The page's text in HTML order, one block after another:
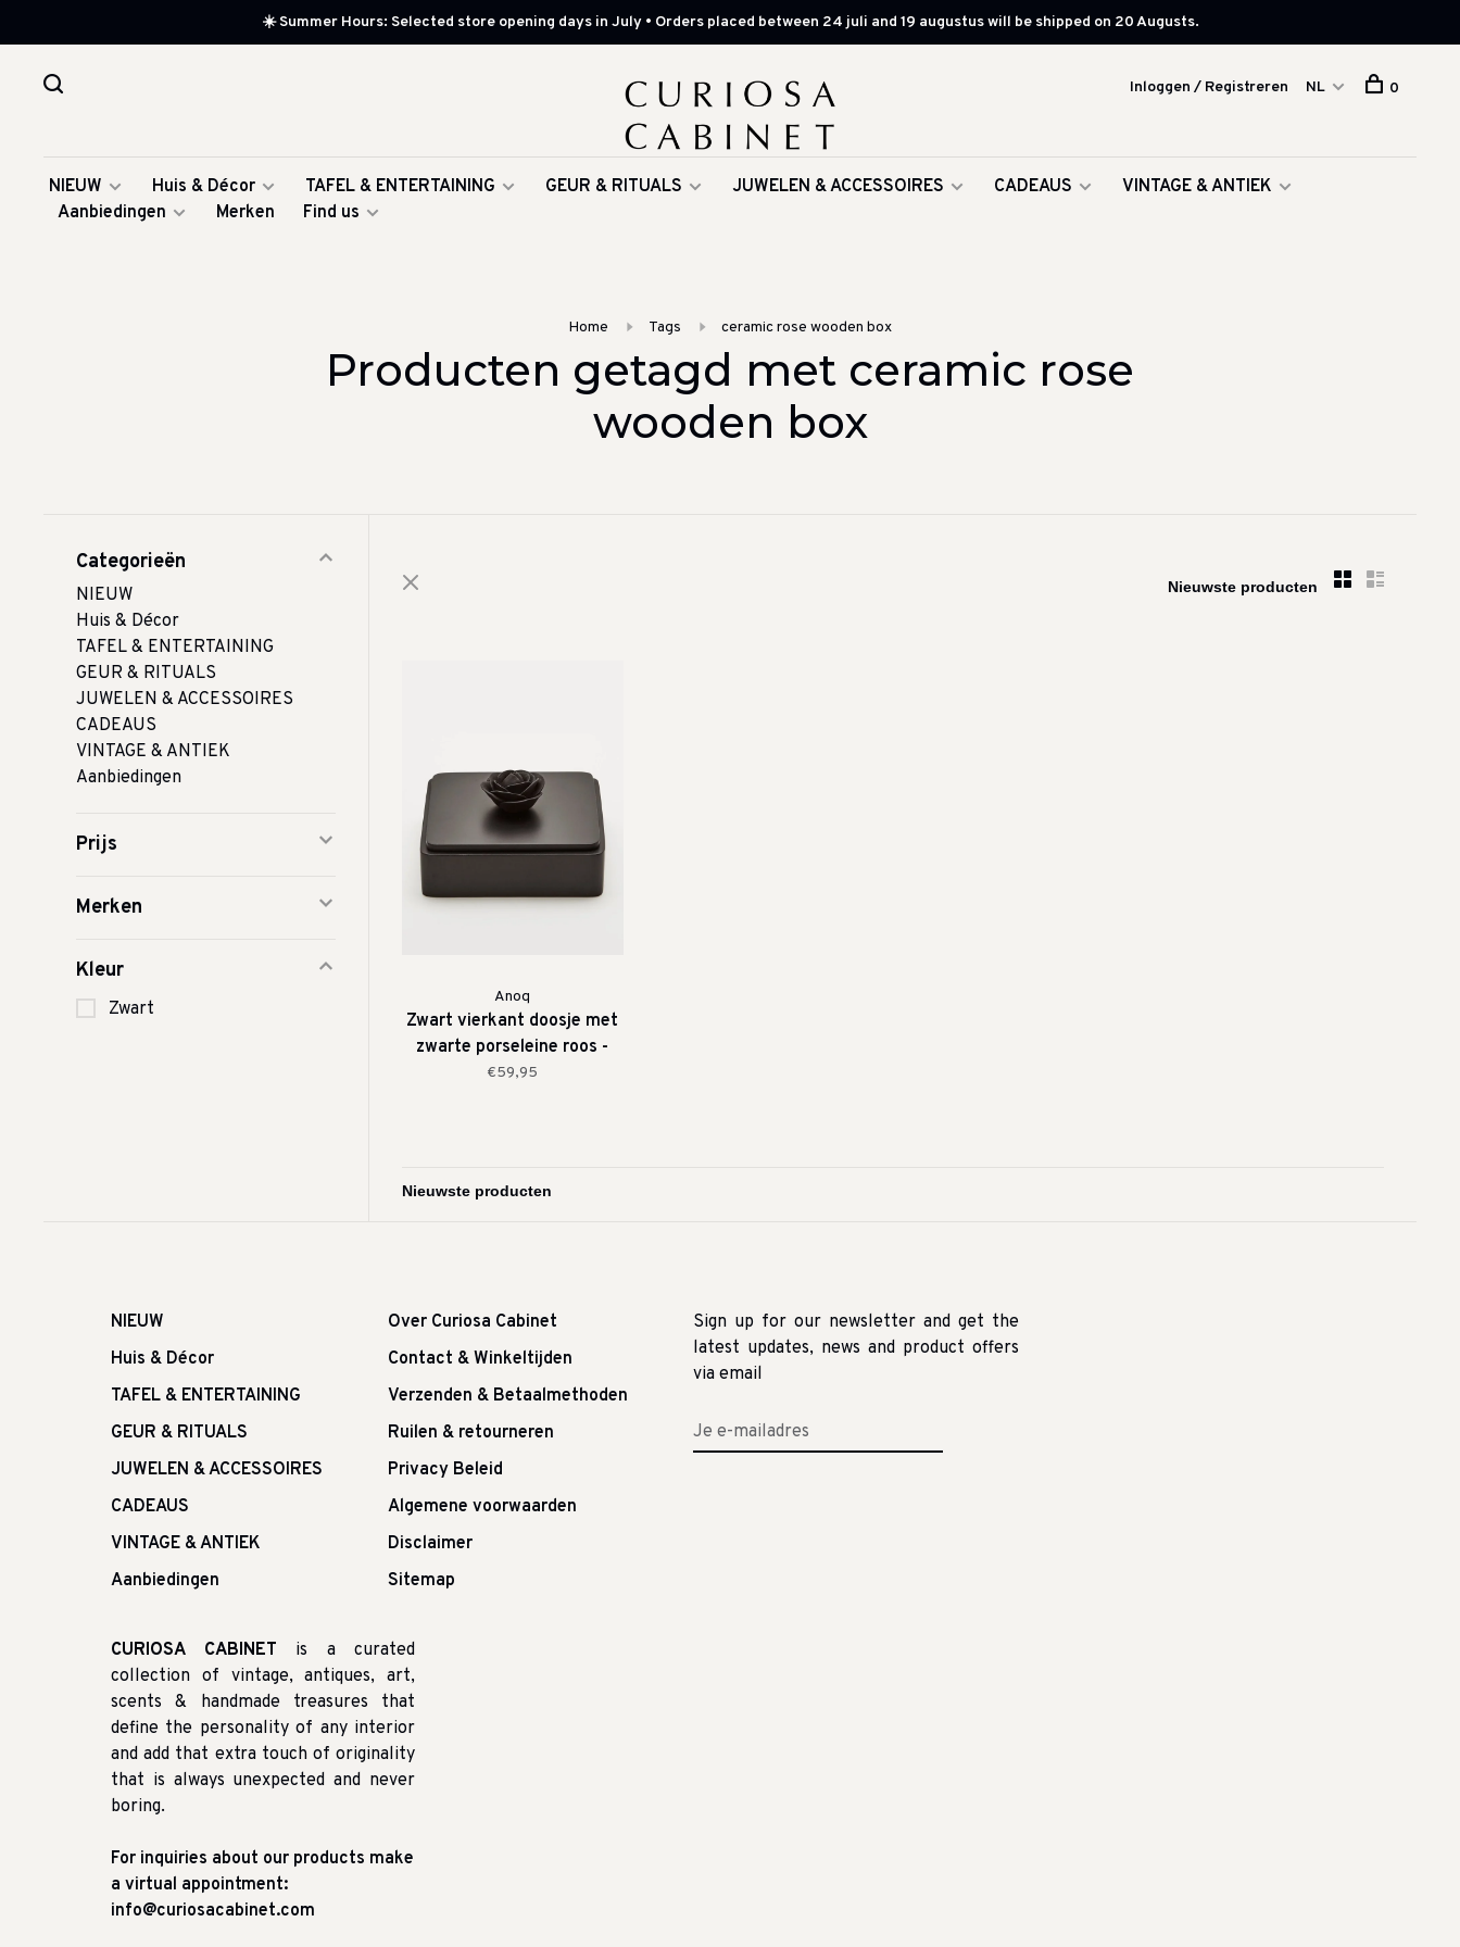
☀️ Summer Hours: Selected store opening days in July • Orders placed between 24 juli and 19 augustus will be shipped on 20 Augusts.
NIEUW Huis & Décor TAFEL & ENTERTAINING GEUR & RITUALS JUWELEN & ACCESSOIRES CADEAUS
VINTAGE & ANTIEK
Aanbiedingen
Merken Find us
Inloggen / Registreren NL 0
Home Tags ceramic rose wooden box
Producten getagd met ceramic rose
wooden box
Categorieën
NIEUW
Huis & Décor
TAFEL & ENTERTAINING
GEUR & RITUALS
JUWELEN & ACCESSOIRES
CADEAUS
VINTAGE & ANTIEK
Aanbiedingen
Prijs
Merken
Kleur
Zwart
Anoq
Zwart vierkant doosje met
zwarte porseleine roos -
medium
€59,95
NIEUW
Huis & Décor
TAFEL & ENTERTAINING
GEUR & RITUALS
JUWELEN & ACCESSOIRES
CADEAUS
VINTAGE & ANTIEK
Aanbiedingen
Over Curiosa Cabinet
Contact & Winkeltijden
Verzenden & Betaalmethoden
Ruilen & retourneren
Privacy Beleid
Algemene voorwaarden
Disclaimer
Sitemap
Sign up for our newsletter and get the
latest updates, news and product offers
via email
CURIOSA CABINET is a curated
collection of vintage, antiques, art,
scents & handmade treasures that
define the personality of any interior
and add that extra touch of originality
that is always unexpected and never
boring.
For inquiries about our products make
a virtual appointment:
info@curiosacabinet.com